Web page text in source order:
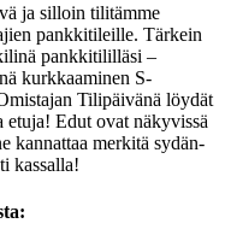
ja silloin tilitämme
pankkitileille. Tärkein
pankkitililläsi –
kurkkaaminen S-
Tilipäivänä löydät
etuja! Edut ovat näkyvissä
kannattaa merkitä sydän-
kassalla!